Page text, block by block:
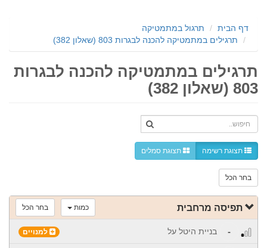
דף הבית
תרגול במתמטיקה
תרגילים במתמטיקה להכנה לבגרות 803 (שאלון 382)
תרגילים במתמטיקה להכנה לבגרות
803 (שאלון 382)
חיפוש..
תצוגת רשימה תצוגת סמלים
בחר הכל
בחר הכל כמות תפיסה מרחבית
- בניית היטל על למנויים